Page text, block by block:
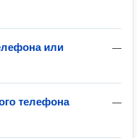
—
или
—
телефона